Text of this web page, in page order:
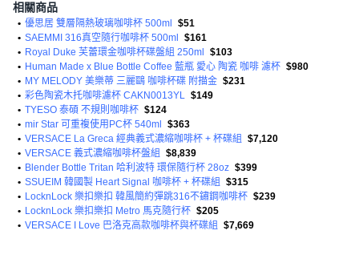
相關商品
• 優思居 雙層隔熱玻璃咖啡杯 500ml
$51
• SAEMMI 316真空隨行咖啡杯 500ml
$161
• Royal Duke 芙蕾環金咖啡杯碟盤組 250ml
$103
• Human Made x Blue Bottle Coffee 藍瓶 愛心 陶瓷 咖啡 濾杯 $980
• MY MELODY 美樂蒂 三麗鷗 咖啡杯碟 附描金 $231
• 彩色陶瓷木托咖啡濾杯 CAKN0013YL $149
• TYESO 泰碩 不規則咖啡杯 $124
• mir Star 可重複使用PC杯 540ml
$363
• VERSACE La Greca 經典義式濃縮咖啡杯 + 杯碟組
$7,120
• VERSACE 義式濃縮咖啡杯盤組
$8,839
• Blender Bottle Tritan 哈利波特 環保隨行杯 28oz $399
• SSUEIM 韓國製 Heart Signal 咖啡杯 + 杯碟組
$315
• LocknLock 樂扣樂扣 韓風簡約彈跳316不鏽鋼咖啡杯 $239
• LocknLock 樂扣樂扣 Metro 馬克隨行杯 $205
• VERSACE I Love 巴洛克高款咖啡杯與杯碟組 $7,669